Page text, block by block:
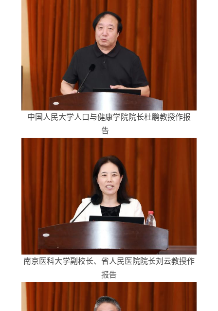
中国人民大学人口与健康学院院长杜鹏教授作报
告
南京医科大学副校长、省人民医院院长刘云教授作
报告